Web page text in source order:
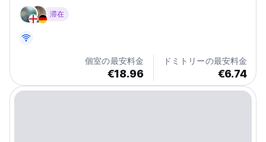
います。ドミトリールームは8名まで宿泊可能で、扇風機と
エアコンが備わっています。
滞在
個室の最安料金
€18.96
ドミトリーの最安料金
€6.74